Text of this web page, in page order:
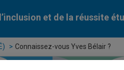
et de la réussite
Connaissez-vous Yves Bélair ?